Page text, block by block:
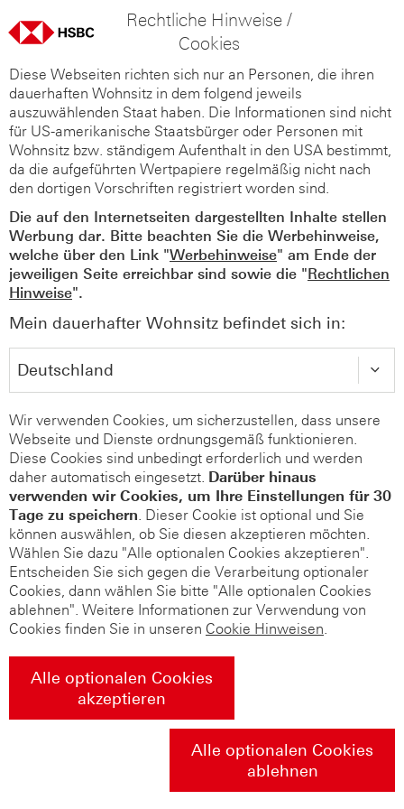
Rechtliche Hinweise /
Cookies
Diese Webseiten richten sich nur an Personen, die ihren
dauerhaften Wohnsitz in dem folgend jeweils
auszuwählenden Staat haben. Die Informationen sind nicht
für US-amerikanische Staatsbürger oder Personen mit
Wohnsitz bzw. ständigem Aufenthalt in den USA bestimmt,
da die aufgeführten Wertpapiere regelmäßig nicht nach
den dortigen Vorschriften registriert worden sind.
Die auf den Internetseiten dargestellten Inhalte stellen
Werbung dar. Bitte beachten Sie die Werbehinweise,
welche über den Link "Werbehinweise" am Ende der
jeweiligen Seite erreichbar sind sowie die "Rechtlichen
Hinweise".
Mein dauerhafter Wohnsitz befindet sich in:
Wir verwenden Cookies, um sicherzustellen, dass unsere
Webseite und Dienste ordnungsgemäß funktionieren.
Diese Cookies sind unbedingt erforderlich und werden
daher automatisch eingesetzt. Darüber hinaus
verwenden wir Cookies, um Ihre Einstellungen für 30
Tage zu speichern. Dieser Cookie ist optional und Sie
können auswählen, ob Sie diesen akzeptieren möchten.
Wählen Sie dazu "Alle optionalen Cookies akzeptieren".
Entscheiden Sie sich gegen die Verarbeitung optionaler
Cookies, dann wählen Sie bitte "Alle optionalen Cookies
ablehnen". Weitere Informationen zur Verwendung von
Cookies finden Sie in unseren Cookie Hinweisen.
Alle optionalen Cookies
akzeptieren
Alle optionalen Cookies
ablehnen